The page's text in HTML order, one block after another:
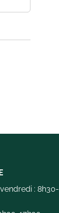
: 8h30-